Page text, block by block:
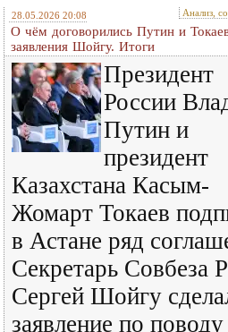
28.05.2026 20:08 Анализ,
О чём договорились Путин и
заявления Шойгу. Итоги
Президент
России
Путин и
президент
Казахстана Касым-
Жомарт Токаев
в Астане ряд
Секретарь Совбеза
Сергей Шойгу
заявление по поводу